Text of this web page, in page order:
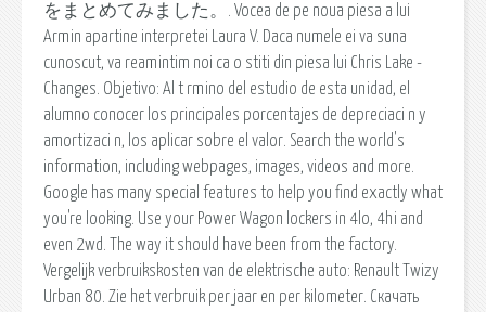
をまとめてみました。. Vocea de pe noua piesa a lui
Armin apartine interpretei Laura V. Daca numele ei va suna
cunoscut, va reamintim noi ca o stiti din piesa lui Chris Lake -
Changes. Objetivo: Al t rmino del estudio de esta unidad, el
alumno conocer los principales porcentajes de depreciaci n y
amortizaci n, los aplicar sobre el valor. Search the world's
information, including webpages, images, videos and more.
Google has many special features to help you find exactly what
you're looking. Use your Power Wagon lockers in 4lo, 4hi and
even 2wd. The way it should have been from the factory.
Vergelijk verbruikskosten van de elektrische auto: Renault Twizy
Urban 80. Zie het verbruik per jaar en per kilometer. Скачать